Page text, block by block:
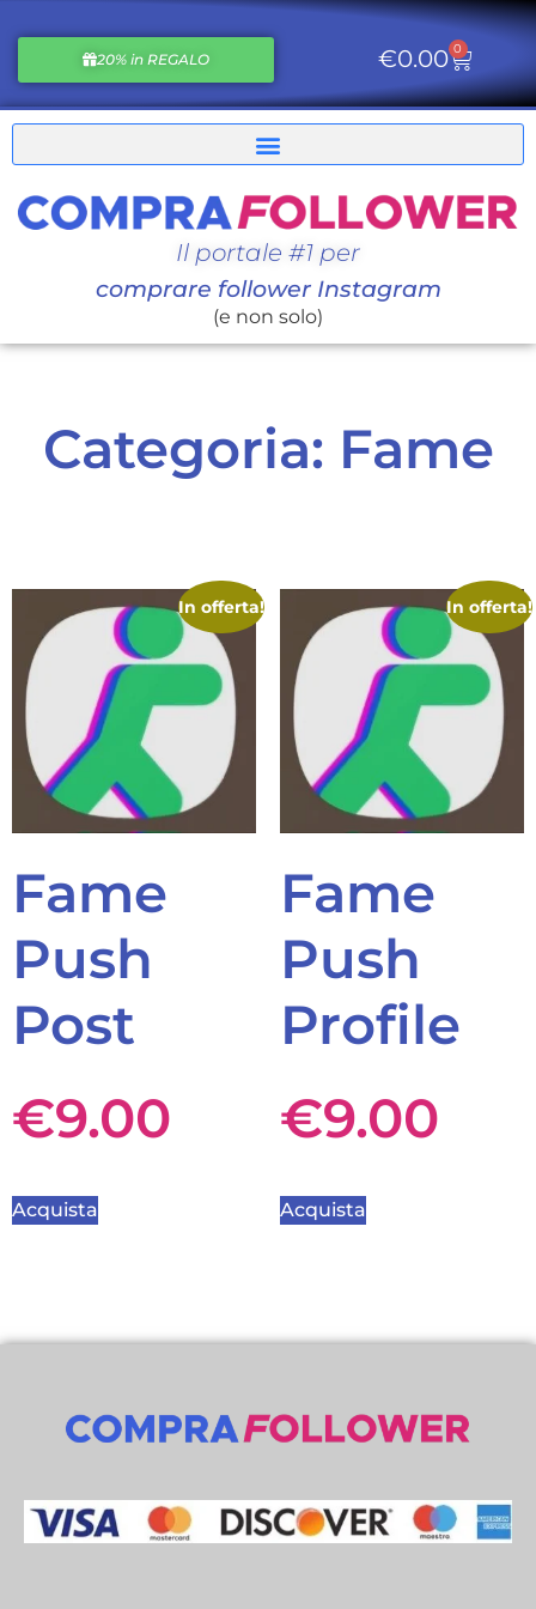
20% in REGALO €0.00 0
Il portale #1 per
comprare follower Instagram
(e non solo)
Categoria: Fame
In offerta!
Fame
Push
Post
€9.00
Acquista
In offerta!
Fame
Push
Profile
€9.00
Acquista